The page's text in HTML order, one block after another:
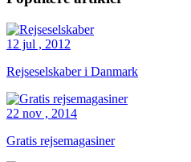
12 jul , 2012
Rejseselskaber i Danmark
22 nov , 2014
Gratis rejsemagasiner